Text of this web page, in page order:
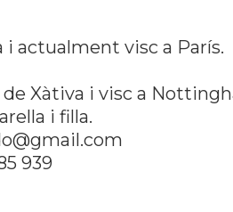
i actualment visc a París.
de Xàtiva i visc a
i filla.
939